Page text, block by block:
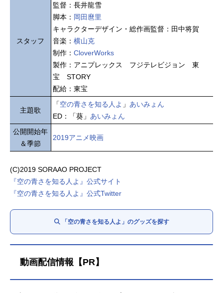
スタッフ
監督：長井龍雪
脚本： 岡田麿里
キャラクターデザイン・総作画監督：田中将賀
音楽： 横山克
制作： CloverWorks
製作：アニプレックス フジテレビジョン 東
宝 STORY
配給：東宝
主題歌
「空の青さを知る人よ 」 あいみょん
ED：「葵」 あいみょん
公開開始年
＆季節
2019アニメ映画
(C)2019 SORAAO PROJECT
『空の青さを知る人よ』公式サイト
『空の青さを知る人よ』公式Twitter
「空の青さを知る人よ」のグッズを探す
動画配信情報【PR】